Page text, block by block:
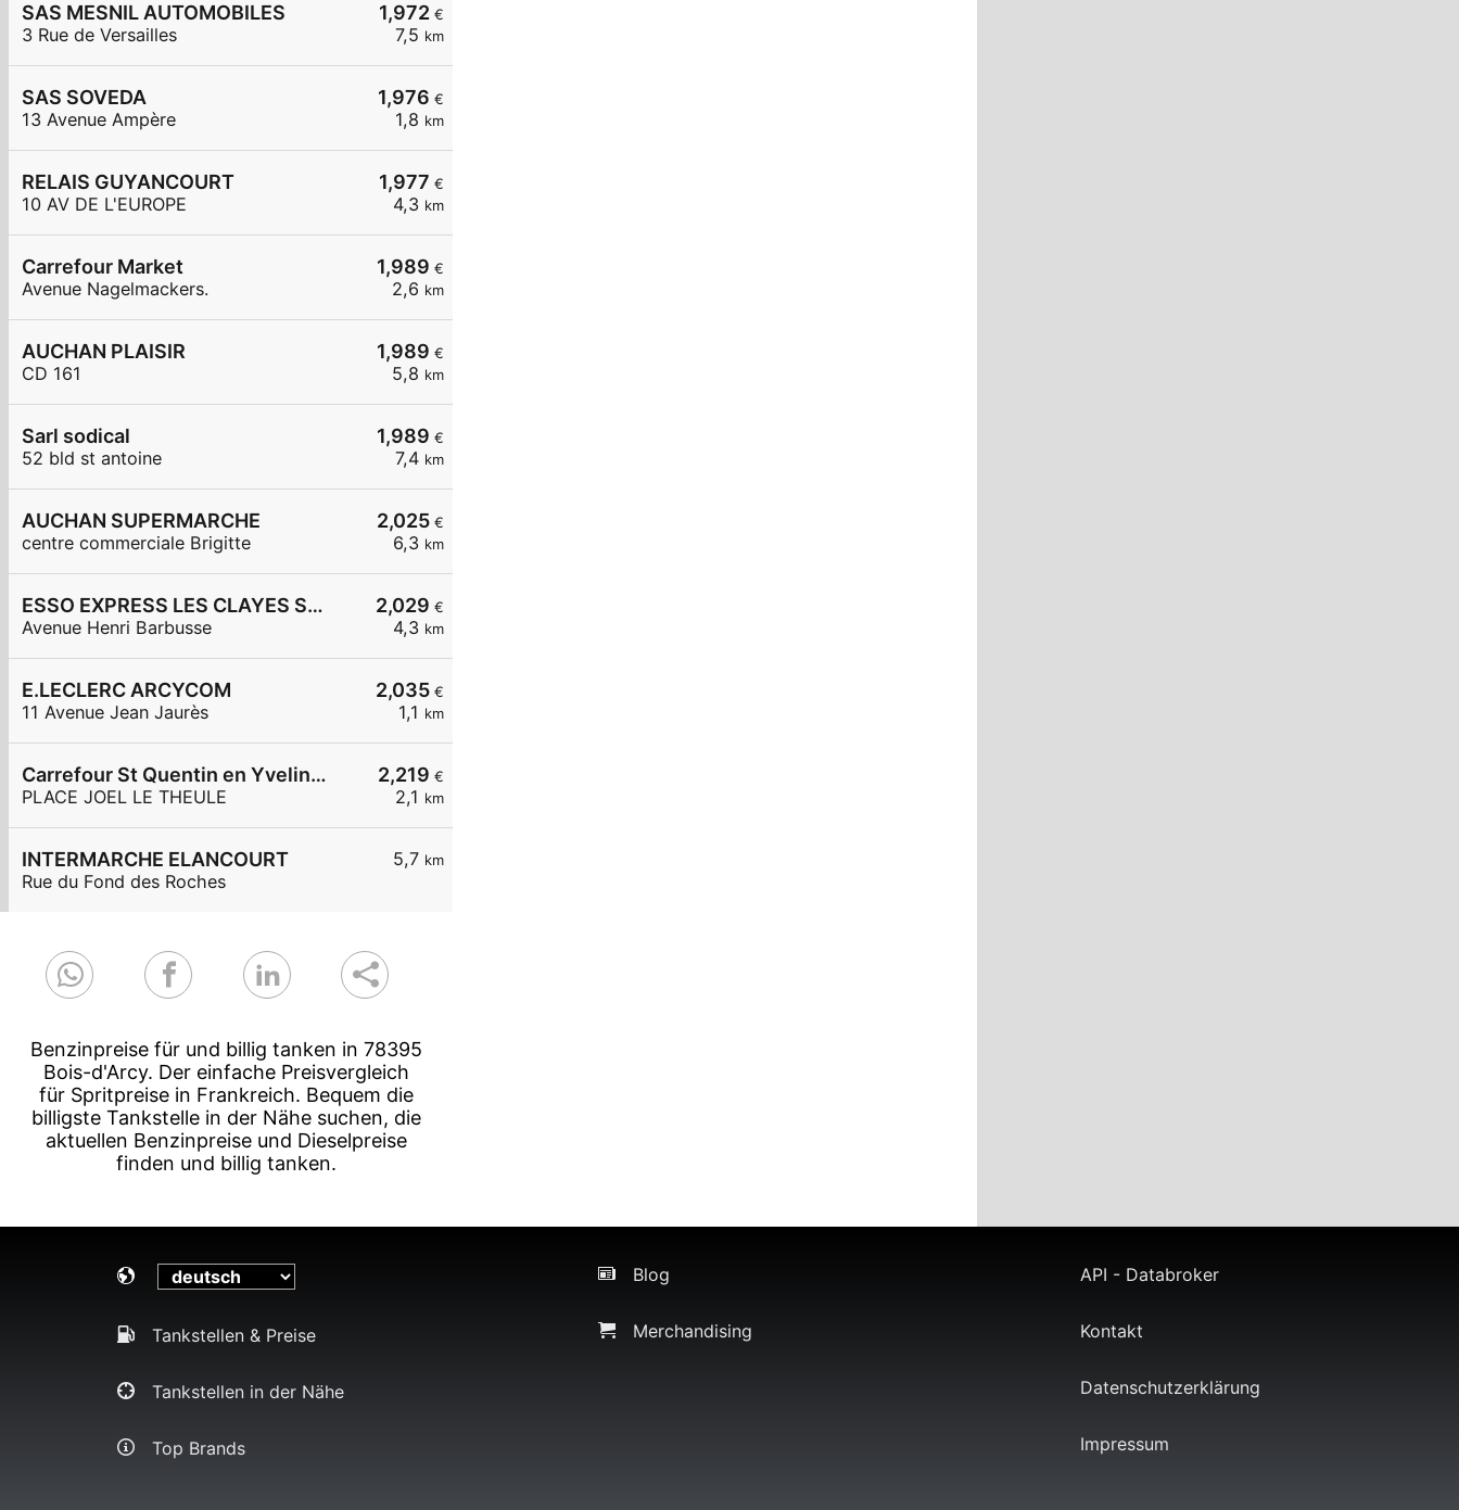
1,972 €
7,5 km
SAS MESNIL AUTOMOBILES
3 Rue de Versailles
1,976 €
1,8 km
SAS SOVEDA
13 Avenue Ampère
1,977 €
4,3 km
RELAIS GUYANCOURT
10 AV DE L'EUROPE
1,989 €
2,6 km
Carrefour Market
Avenue Nagelmackers.
1,989 €
5,8 km
AUCHAN PLAISIR
CD 161
1,989 €
7,4 km
Sarl sodical
52 bld st antoine
2,025 €
6,3 km
AUCHAN SUPERMARCHE
centre commerciale Brigitte
2,029 €
4,3 km
ESSO EXPRESS LES CLAYES SS BOIS LA VIGNERAIE
Avenue Henri Barbusse
2,035 €
1,1 km
E.LECLERC ARCYCOM
11 Avenue Jean Jaurès
2,219 €
2,1 km
Carrefour St Quentin en Yvelines
PLACE JOEL LE THEULE
5,7 km
INTERMARCHE ELANCOURT
Rue du Fond des Roches
Benzinpreise für und billig tanken in 78395
Bois-d'Arcy. Der einfache Preisvergleich
für Spritpreise in Frankreich. Bequem die
billigste Tankstelle in der Nähe suchen, die
aktuellen Benzinpreise und Dieselpreise
finden und billig tanken.
Tankstellen & Preise
Tankstellen in der Nähe
Top Brands
Blog
Merchandising
API - Databroker
Kontakt
Datenschutzerklärung
Impressum